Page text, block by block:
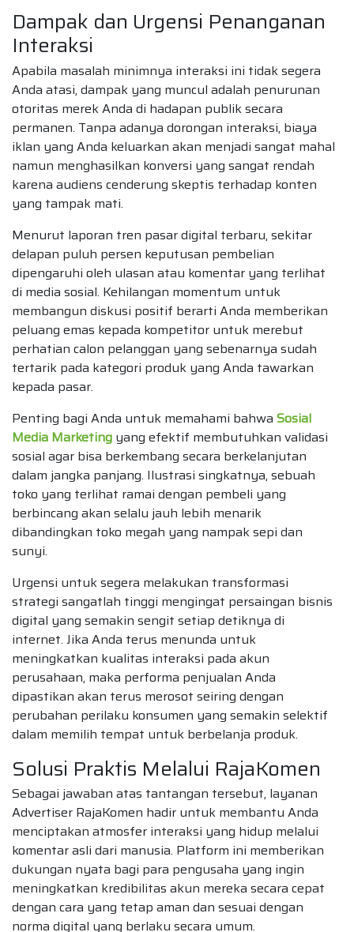
Dampak dan Urgensi Penanganan
Interaksi
Apabila masalah minimnya interaksi ini tidak segera
Anda atasi, dampak yang muncul adalah penurunan
otoritas merek Anda di hadapan publik secara
permanen. Tanpa adanya dorongan interaksi, biaya
iklan yang Anda keluarkan akan menjadi sangat mahal
namun menghasilkan konversi yang sangat rendah
karena audiens cenderung skeptis terhadap konten
yang tampak mati.
Menurut laporan tren pasar digital terbaru, sekitar
delapan puluh persen keputusan pembelian
dipengaruhi oleh ulasan atau komentar yang terlihat
di media sosial. Kehilangan momentum untuk
membangun diskusi positif berarti Anda memberikan
peluang emas kepada kompetitor untuk merebut
perhatian calon pelanggan yang sebenarnya sudah
tertarik pada kategori produk yang Anda tawarkan
kepada pasar.
Penting bagi Anda untuk memahami bahwa Sosial
Media Marketing yang efektif membutuhkan validasi
sosial agar bisa berkembang secara berkelanjutan
dalam jangka panjang. Ilustrasi singkatnya, sebuah
toko yang terlihat ramai dengan pembeli yang
berbincang akan selalu jauh lebih menarik
dibandingkan toko megah yang nampak sepi dan
sunyi.
Urgensi untuk segera melakukan transformasi
strategi sangatlah tinggi mengingat persaingan bisnis
digital yang semakin sengit setiap detiknya di
internet. Jika Anda terus menunda untuk
meningkatkan kualitas interaksi pada akun
perusahaan, maka performa penjualan Anda
dipastikan akan terus merosot seiring dengan
perubahan perilaku konsumen yang semakin selektif
dalam memilih tempat untuk berbelanja produk.
Solusi Praktis Melalui RajaKomen
Sebagai jawaban atas tantangan tersebut, layanan
Advertiser RajaKomen hadir untuk membantu Anda
menciptakan atmosfer interaksi yang hidup melalui
komentar asli dari manusia. Platform ini memberikan
dukungan nyata bagi para pengusaha yang ingin
meningkatkan kredibilitas akun mereka secara cepat
dengan cara yang tetap aman dan sesuai dengan
norma digital yang berlaku secara umum.